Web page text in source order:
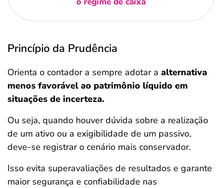
Princípio da Prudência
Orienta o contador a sempre adotar a alternativa
menos favorável ao patrimônio líquido em
situações de incerteza.
Ou seja, quando houver dúvida sobre a realização
de um ativo ou a exigibilidade de um passivo,
deve-se registrar o cenário mais conservador.
Isso evita superavaliações de resultados e garante
maior segurança e confiabilidade nas